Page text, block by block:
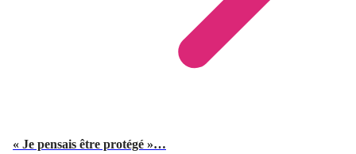
« Je pensais être protégé »…